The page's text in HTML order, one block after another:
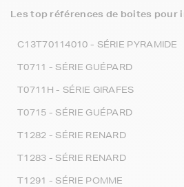
Les top références de boites pour
C13T70114010 - SÉRIE PYRAMIDE
T0711 - SÉRIE GUÉPARD
T0711H - SÉRIE GIRAFES
T0715 - SÉRIE GUÉPARD
T1282 - SÉRIE RENARD
T1283 - SÉRIE RENARD
T1291 - SÉRIE POMME